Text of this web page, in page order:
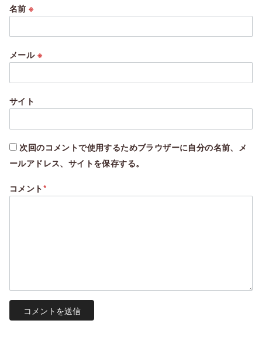
名前※
メール ※
サイト
次回のコメントで使用するためブラウザーに自分の名前、メ
ールアドレス、サイトを保存する。
コメント*